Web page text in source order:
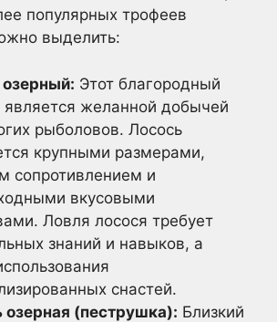
популярных трофеев
выделить:
Этот благородный
желанной добычей
рыболовов. Лосось
крупными размерами,
сопротивлением и
вкусовыми
Ловля лосося требует
знаний и навыков, а
снастей.
озерная (пеструшка): Близкий